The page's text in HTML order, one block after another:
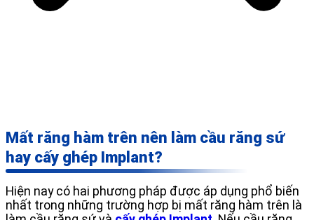
Mất răng hàm trên nên làm cầu răng sứ
hay cấy ghép Implant?
Hiện nay có hai phương pháp được áp dụng phổ biến
nhất trong những trường hợp bị mất răng hàm trên là